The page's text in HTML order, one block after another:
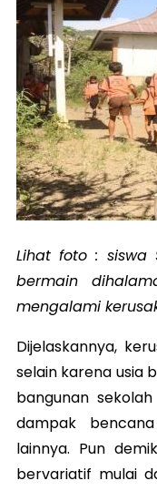
Lihat foto : siswa
bermain
mengalami
Dijelaskannya,
selain karena usia
bangunan
dampak
lainnya. Pun
bervariatif mulai